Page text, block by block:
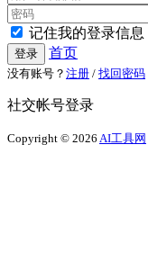
记住我的登录信息
登录 首页
没有账号？ 注册 / 找回密码
社交帐号登录
Copyright © 2026 AI工具网